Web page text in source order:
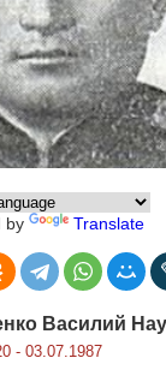
by Translate
Василий
- 03.07.1987